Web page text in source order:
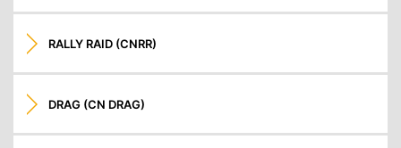
RALLY RAID (CNRR)
DRAG (CN DRAG)